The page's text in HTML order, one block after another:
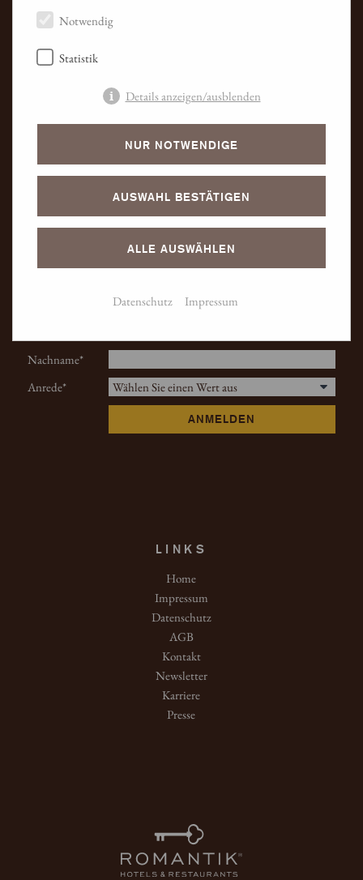
Fax +49 7581 501-499
E-mail:hotel@kleberpost.de
Nachname
Anrede
ANMELDEN
LINKS
Home
Impressum
Datenschutz
AGB
Kontakt
Newsletter
Karriere
Presse
Notwendig
Statistik
Details anzeigen/ausblenden
NUR NOTWENDIGE
AUSWAHL BESTÄTIGEN
ALLE AUSWÄHLEN
Datenschutz Impressum